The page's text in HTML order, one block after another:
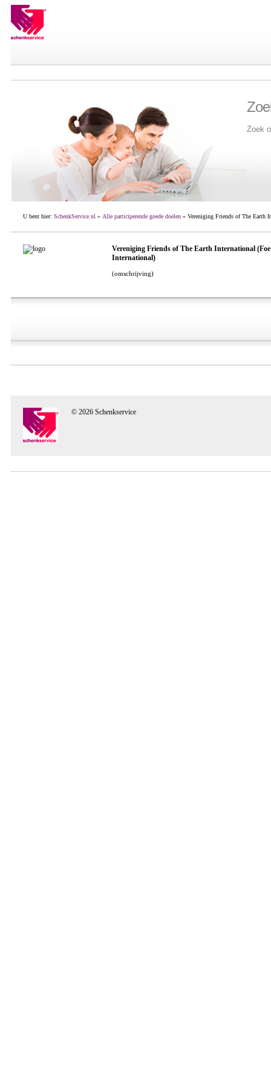
Zoek
U bent hier: SchenkService.nl » Alle participerende goede doelen» Vereniging Friends of The Earth
Vereniging Friends of The Earth International (Foe
International)
(omschrijving)
© 2026 Schenkservice